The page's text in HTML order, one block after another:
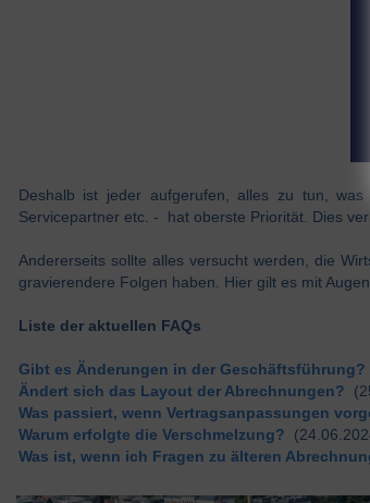
Deshalb ist jeder aufgerufen, alles zu tun,
Servicepartner etc. - hat oberste Priorität. Dies
Andererseits sollte alles versucht werden, die
gravierendere Folgen haben. Hier gilt es mit
Liste der aktuellen FAQs
Gibt es Änderungen in der Geschäftsführung?
Ändert sich das Layout der Abrechnungen?
Was passiert, wenn Vertragsanpassungen
Warum erfolgte die Verschmelzung?
Was ist, wenn ich Fragen zu älteren